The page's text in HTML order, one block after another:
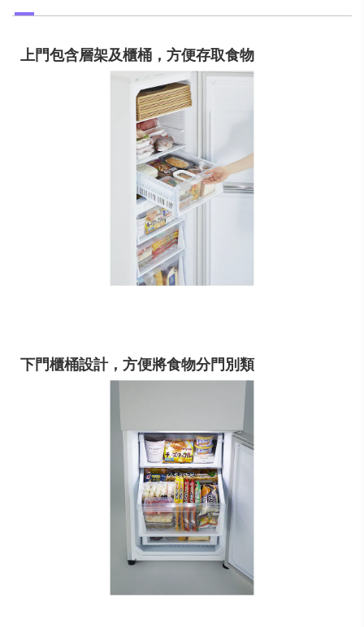
上門包含層架及櫃桶，方便存取食物
下門櫃桶設計，方便將食物分門別類